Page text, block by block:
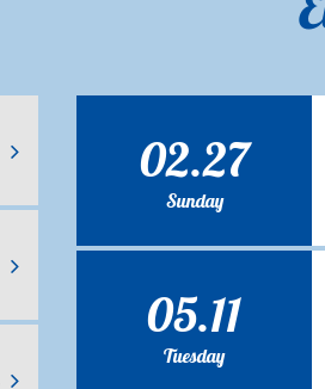
02.27
Sunday
05.11
Tuesday